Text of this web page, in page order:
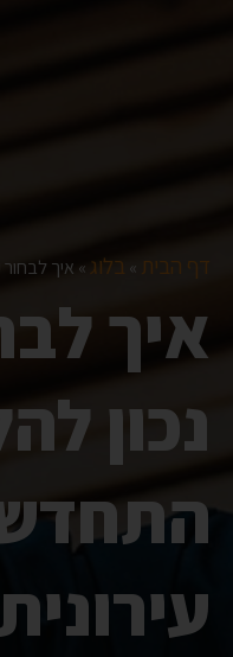
דף הבית » בלוג» איך
איך
נכון